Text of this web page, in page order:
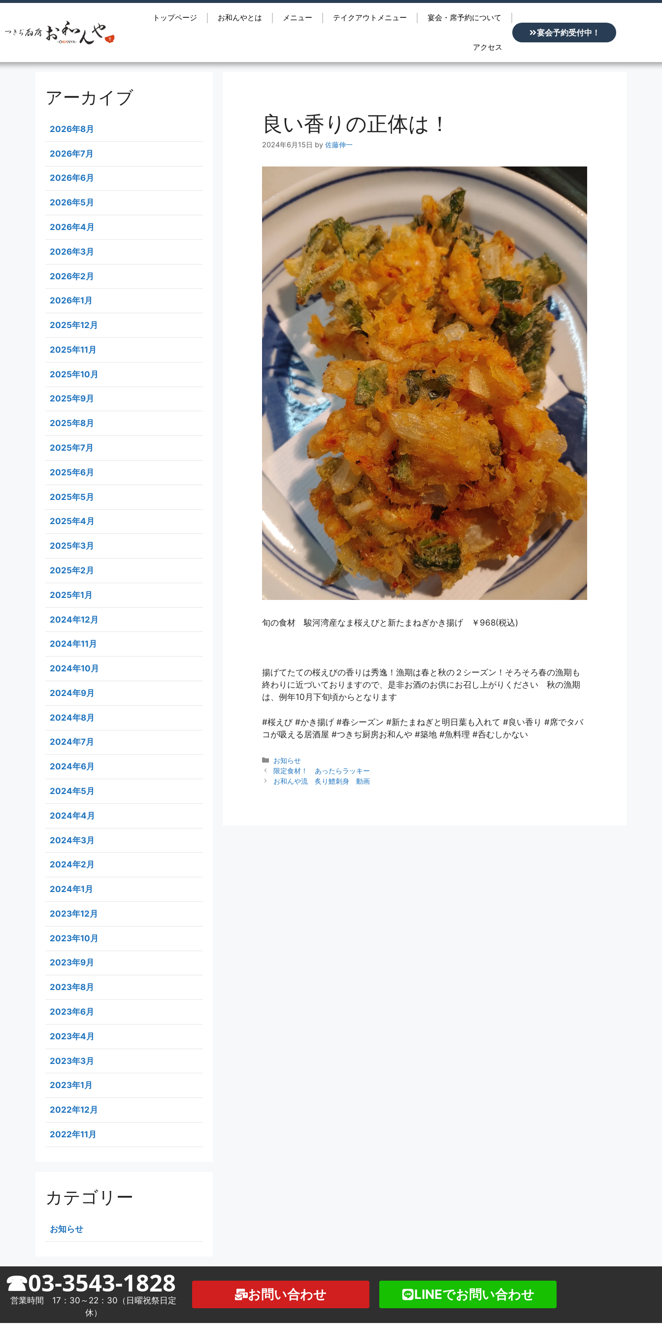
トップページ お和んやとは メニュー テイクアウトメニュー 宴会・席予約について
アクセス
宴会予約受付中！
良い香りの正体は！
2024年6月15日 by 佐藤伸一
旬の食材 駿河湾産なま桜えびと新たまねぎかき揚げ ￥968(税込)
揚げてたての桜えびの香りは秀逸！漁期は春と秋の２シーズン！そろそろ春の漁期も
終わりに近づいておりますので、是非お酒のお供にお召し上がりください 秋の漁期
は、例年10月下旬頃からとなります
#桜えび #かき揚げ #春シーズン #新たまねぎと明日葉も入れて #良い香り #席でタバ
コが吸える居酒屋 #つきぢ厨房お和んや #築地 #魚料理 #呑むしかない
お知らせ
限定食材！ あったらラッキー
お和んや流 炙り鱧刺身 動画
アーカイブ
2026年8月
2026年7月
2026年6月
2026年5月
2026年4月
2026年3月
2026年2月
2026年1月
2025年12月
2025年11月
2025年10月
2025年9月
2025年8月
2025年7月
2025年6月
2025年5月
2025年4月
2025年3月
2025年2月
2025年1月
2024年12月
2024年11月
2024年10月
2024年9月
2024年8月
2024年7月
2024年6月
2024年5月
2024年4月
2024年3月
2024年2月
2024年1月
2023年12月
2023年10月
2023年9月
2023年8月
2023年6月
2023年4月
2023年3月
2023年1月
2022年12月
2022年11月
カテゴリー
お知らせ
☎03-3543-1828
営業時間 17：30～22：30（日曜祝祭日定
休）
お問い合わせ LINEでお問い合わせ